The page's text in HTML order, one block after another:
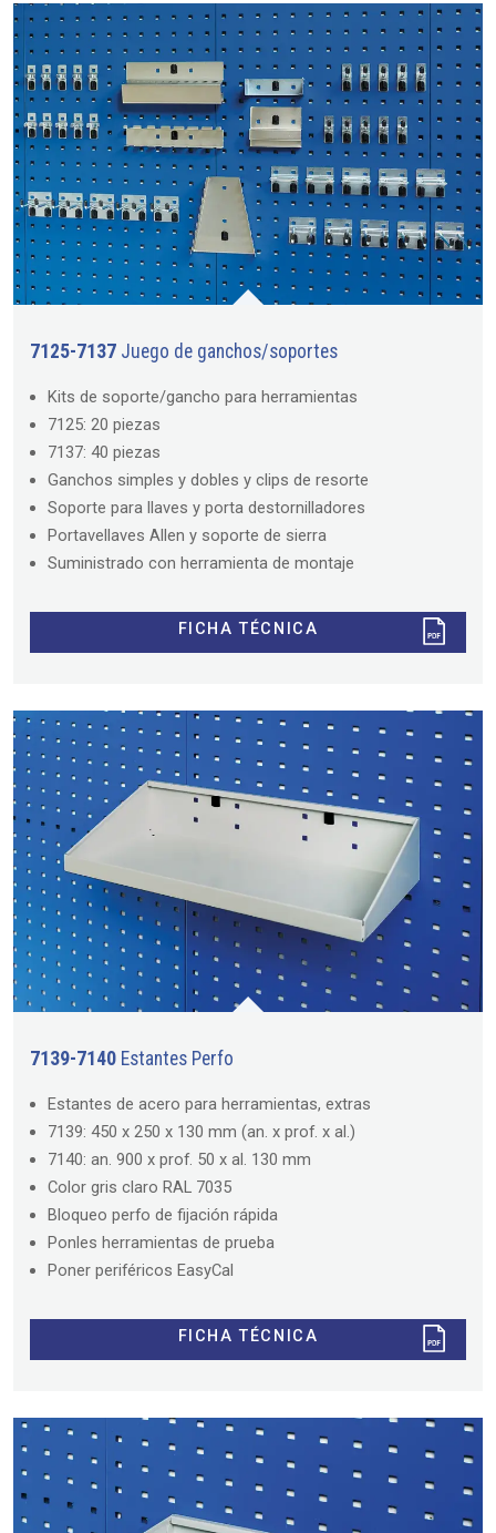
7125-7137 Juego de ganchos/soportes
Kits de soporte/gancho para herramientas
7125: 20 piezas
7137: 40 piezas
Ganchos simples y dobles y clips de resorte
Soporte para llaves y porta destornilladores
Portavellaves Allen y soporte de sierra
Suministrado con herramienta de montaje
FICHA TÉCNICA
7139-7140 Estantes Perfo
Estantes de acero para herramientas, extras
7139: 450 x 250 x 130 mm (an. x prof. x al.)
7140: an. 900 x prof. 50 x al. 130 mm
Color gris claro RAL 7035
Bloqueo perfo de fijación rápida
Ponles herramientas de prueba
Poner periféricos EasyCal
FICHA TÉCNICA